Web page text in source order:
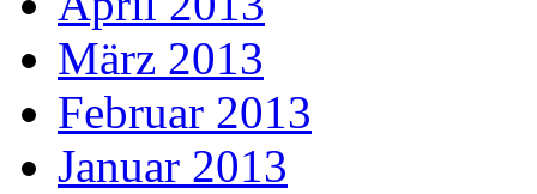
März 2013
Februar 2013
Januar 2013